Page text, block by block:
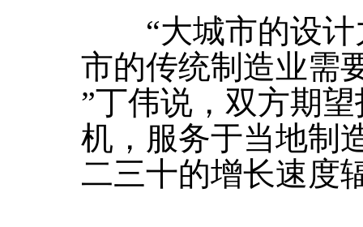
“大城市的设计
市的传统制造业需
”丁伟说，双方期
机，服务于当地制
二三十的增长速度